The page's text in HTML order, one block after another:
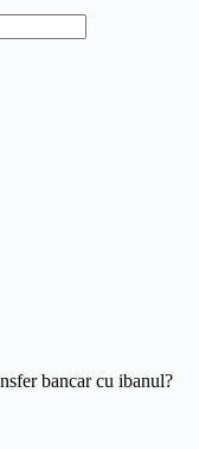
bancar cu ibanul?